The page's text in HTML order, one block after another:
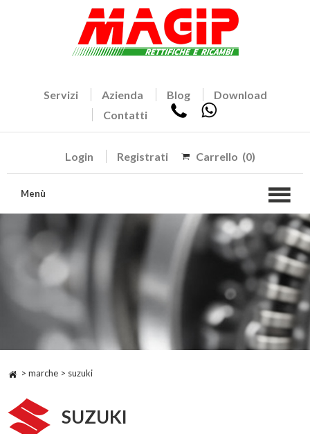
Servizi Azienda Blog
Download
Contatti
Login Registrati Carrello (0)
Menù
> marche > suzuki
SUZUKI